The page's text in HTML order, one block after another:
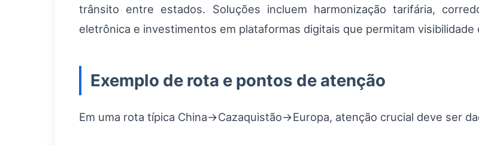
trânsito entre estados. Soluções incluem harmonização tarifária,
eletrônica e investimentos em plataformas digitais que permitam
Exemplo de rota e pontos de atenção
Em uma rota típica China→Cazaquistão→Europa, atenção crucial deve ser